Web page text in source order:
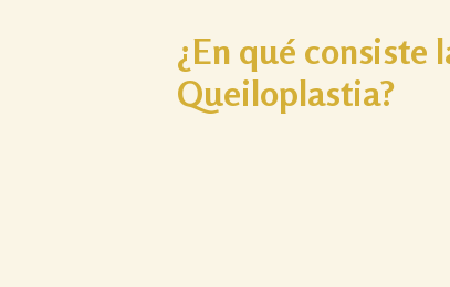
¿En qué consiste
Queiloplastia?